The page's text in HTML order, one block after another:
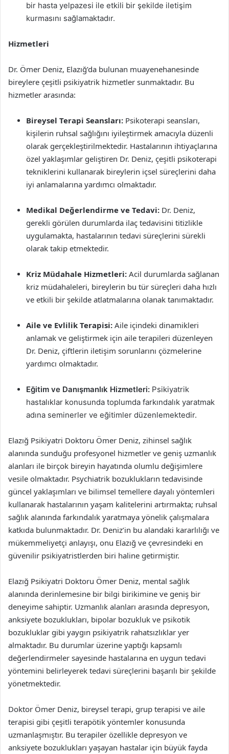
bir hasta yelpazesi ile etkili bir şekilde iletişim
kurmasını sağlamaktadır.
Hizmetleri
Dr. Ömer Deniz, Elazığ’da bulunan muayenehanesinde
bireylere çeşitli psikiyatrik hizmetler sunmaktadır. Bu
hizmetler arasında:
Bireysel Terapi Seansları: Psikoterapi seansları,
kişilerin ruhsal sağlığını iyileştirmek amacıyla düzenli
olarak gerçekleştirilmektedir. Hastalarının ihtiyaçlarına
özel yaklaşımlar geliştiren Dr. Deniz, çeşitli psikoterapi
tekniklerini kullanarak bireylerin içsel süreçlerini daha
iyi anlamalarına yardımcı olmaktadır.
Medikal Değerlendirme ve Tedavi: Dr. Deniz,
gerekli görülen durumlarda ilaç tedavisini titizlikle
uygulamakta, hastalarının tedavi süreçlerini sürekli
olarak takip etmektedir.
Kriz Müdahale Hizmetleri: Acil durumlarda sağlanan
kriz müdahaleleri, bireylerin bu tür süreçleri daha hızlı
ve etkili bir şekilde atlatmalarına olanak tanımaktadır.
Aile ve Evlilik Terapisi: Aile içindeki dinamikleri
anlamak ve geliştirmek için aile terapileri düzenleyen
Dr. Deniz, çiftlerin iletişim sorunlarını çözmelerine
yardımcı olmaktadır.
Eğitim ve Danışmanlık Hizmetleri: Psikiyatrik
hastalıklar konusunda toplumda farkındalık yaratmak
adına seminerler ve eğitimler düzenlemektedir.
Elazığ Psikiyatri Doktoru Ömer Deniz, zihinsel sağlık
alanında sunduğu profesyonel hizmetler ve geniş uzmanlık
alanları ile birçok bireyin hayatında olumlu değişimlere
vesile olmaktadır. Psychiatrik bozuklukların tedavisinde
güncel yaklaşımları ve bilimsel temellere dayalı yöntemleri
kullanarak hastalarının yaşam kalitelerini artırmakta; ruhsal
sağlık alanında farkındalık yaratmaya yönelik çalışmalara
katkıda bulunmaktadır. Dr. Deniz’in bu alandaki kararlılığı ve
mükemmeliyetçi anlayışı, onu Elazığ ve çevresindeki en
güvenilir psikiyatristlerden biri haline getirmiştir.
Elazığ Psikiyatri Doktoru Ömer Deniz, mental sağlık
alanında derinlemesine bir bilgi birikimine ve geniş bir
deneyime sahiptir. Uzmanlık alanları arasında depresyon,
anksiyete bozuklukları, bipolar bozukluk ve psikotik
bozukluklar gibi yaygın psikiyatrik rahatsızlıklar yer
almaktadır. Bu durumlar üzerine yaptığı kapsamlı
değerlendirmeler sayesinde hastalarına en uygun tedavi
yöntemini belirleyerek tedavi süreçlerini başarılı bir şekilde
yönetmektedir.
Doktor Ömer Deniz, bireysel terapi, grup terapisi ve aile
terapisi gibi çeşitli terapötik yöntemler konusunda
uzmanlaşmıştır. Bu terapiler özellikle depresyon ve
anksiyete bozuklukları yaşayan hastalar için büyük fayda